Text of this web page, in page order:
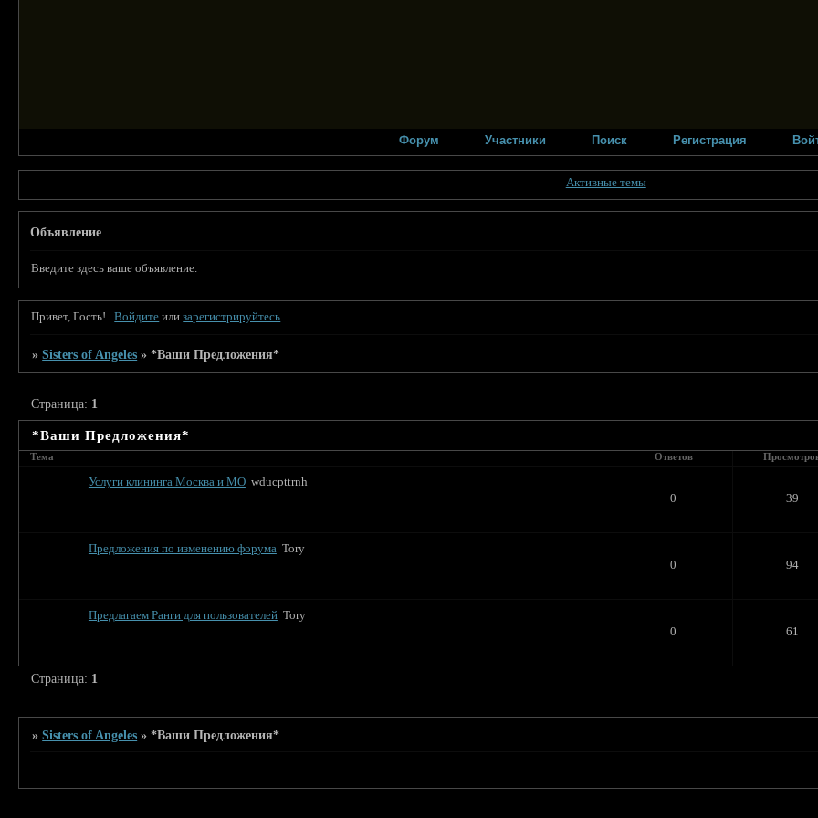
Форум Участники Поиск Регистрация
Активные темы
Объявление
Введите здесь ваше объявление.
Привет, Гость! Войдите илизарегистрируйтесь.
»Sisters of Angeles »*Ваши Предложения*
*Ваши Предложения*
Страница: 1
Тема Ответов
Услуги клининга Москва и МО wducpttrnh
0
39
Предложения по изменению форума Tory
0
94
Предлагаем Ранги для пользователей Tory
0
61
Страница: 1
»Sisters of Angeles »*Ваши Предложения*